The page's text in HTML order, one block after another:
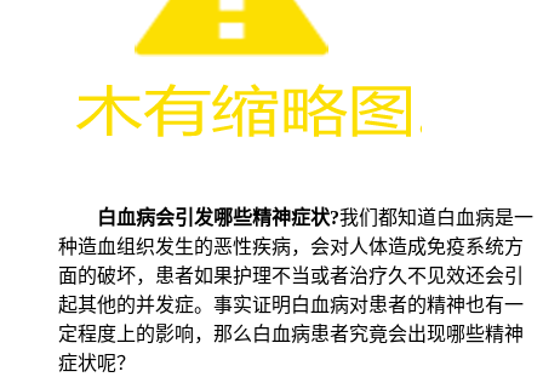
白血病会引发哪些精神症状?我们都知道白血病是一
种造血组织发生的恶性疾病，会对人体造成免疫系统方
面的破坏，患者如果护理不当或者治疗久不见效还会引
起其他的并发症。事实证明白血病对患者的精神也有一
定程度上的影响，那么白血病患者究竟会出现哪些精神
症状呢？